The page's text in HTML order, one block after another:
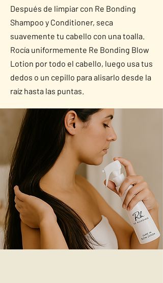
Después de limpiar con Re Bonding
Shampoo y Conditioner, seca
suavemente tu cabello con una toalla.
Rocía uniformemente Re Bonding Blow
Lotion por todo el cabello, luego usa tus
dedos o un cepillo para alisarlo desde la
raíz hasta las puntas.